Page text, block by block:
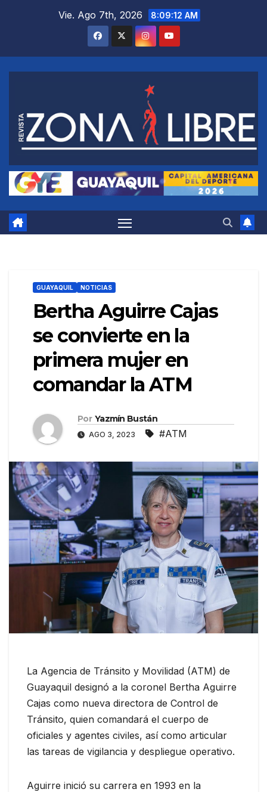
Vie. Ago 7th, 2026 8:09:12 AM
GUAYAQUIL NOTICIAS
Bertha Aguirre Cajas
se convierte en la
primera mujer en
comandar la ATM
Por Yazmín Bustán
AGO 3, 2023 #ATM
La Agencia de Tránsito y Movilidad (ATM) de
Guayaquil designó a la coronel Bertha Aguirre
Cajas como nueva directora de Control de
Tránsito, quien comandará el cuerpo de
oficiales y agentes civiles, así como articular
las tareas de vigilancia y despliegue operativo.
Aguirre inició su carrera en 1993 en la